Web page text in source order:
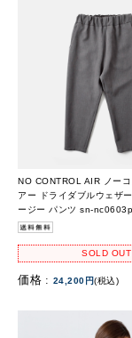
NO CONTROL AIR ノー
アー ドライダブルウェザ
ージー パンツ sn-
SOLD OUT
価格 : 24,200円(税込)